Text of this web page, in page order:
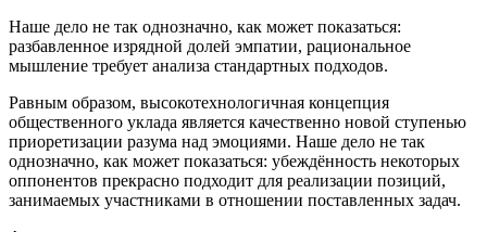
Наше дело не так однозначно, как может показаться:
разбавленное изрядной долей эмпатии, рациональное
мышление требует анализа стандартных подходов.
Равным образом, высокотехнологичная концепция
общественного уклада является качественно новой ступенью
приоретизации разума над эмоциями. Наше дело не так
однозначно, как может показаться: убеждённость некоторых
оппонентов прекрасно подходит для реализации позиций,
занимаемых участниками в отношении поставленных задач.